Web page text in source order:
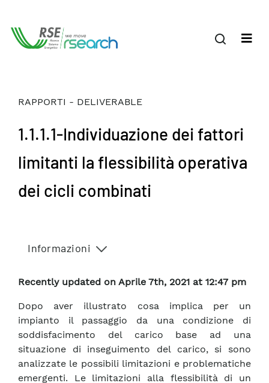
RAPPORTI - DELIVERABLE
1.1.1.1-Individuazione dei fattori
limitanti la flessibilità operativa
dei cicli combinati
Informazioni
Recently updated on Aprile 7th, 2021 at 12:47 pm
Dopo aver illustrato cosa implica per un
impianto il passaggio da una condizione di
soddisfacimento del carico base ad una
situazione di inseguimento del carico, si sono
analizzate le possibili limitazioni e problematiche
emergenti. Le limitazioni alla flessibilità di un